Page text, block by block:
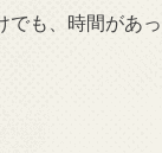
も、時間があ